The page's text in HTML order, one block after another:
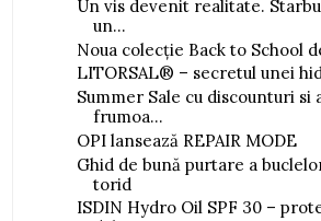
Un vis devenit realitate.
un...
Noua colecție Back to School
LITORSAL® – secretul unei
Summer Sale cu discounturi si
frumoa...
OPI lansează REPAIR MODE
Ghid de bună purtare a
torid
ISDIN Hydro Oil SPF 30 –